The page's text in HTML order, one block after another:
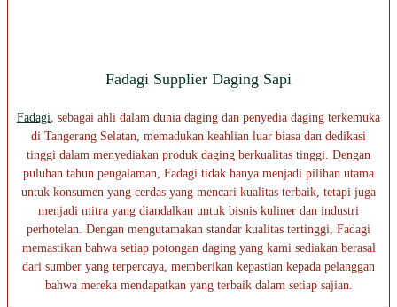
Fadagi Supplier Daging Sapi
Fadagi, sebagai ahli dalam dunia daging dan penyedia daging terkemuka
di Tangerang Selatan, memadukan keahlian luar biasa dan dedikasi
tinggi dalam menyediakan produk daging berkualitas tinggi. Dengan
puluhan tahun pengalaman, Fadagi tidak hanya menjadi pilihan utama
untuk konsumen yang cerdas yang mencari kualitas terbaik, tetapi juga
menjadi mitra yang diandalkan untuk bisnis kuliner dan industri
perhotelan. Dengan mengutamakan standar kualitas tertinggi, Fadagi
memastikan bahwa setiap potongan daging yang kami sediakan berasal
dari sumber yang terpercaya, memberikan kepastian kepada pelanggan
bahwa mereka mendapatkan yang terbaik dalam setiap sajian.